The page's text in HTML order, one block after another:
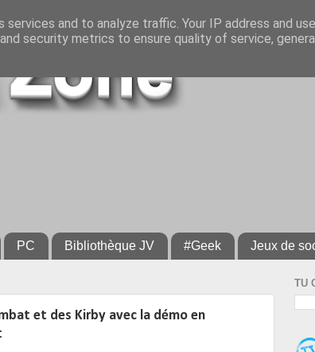
PC Bibliothèque JV #Geek Jeux de
et des Kirby avec la démo en
TU
and to analyze traffic. Your IP address and
security metrics to ensure quality of service,